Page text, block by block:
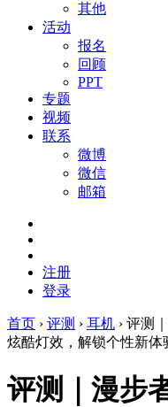
其他
活动
报名
回顾
PPT
专题
视频
联系
微博
微信
邮箱
注册
登录
首页 › 评测 › 耳机 › 评测
炫酷灯效，解锁个性新体
评测｜漫步